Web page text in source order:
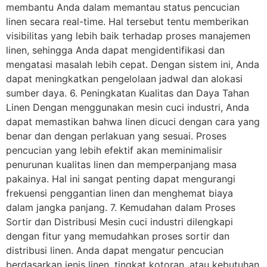
membantu Anda dalam memantau status pencucian
linen secara real-time. Hal tersebut tentu memberikan
visibilitas yang lebih baik terhadap proses manajemen
linen, sehingga Anda dapat mengidentifikasi dan
mengatasi masalah lebih cepat. Dengan sistem ini, Anda
dapat meningkatkan pengelolaan jadwal dan alokasi
sumber daya. 6. Peningkatan Kualitas dan Daya Tahan
Linen Dengan menggunakan mesin cuci industri, Anda
dapat memastikan bahwa linen dicuci dengan cara yang
benar dan dengan perlakuan yang sesuai. Proses
pencucian yang lebih efektif akan meminimalisir
penurunan kualitas linen dan memperpanjang masa
pakainya. Hal ini sangat penting dapat mengurangi
frekuensi penggantian linen dan menghemat biaya
dalam jangka panjang. 7. Kemudahan dalam Proses
Sortir dan Distribusi Mesin cuci industri dilengkapi
dengan fitur yang memudahkan proses sortir dan
distribusi linen. Anda dapat mengatur pencucian
berdasarkan jenis linen, tingkat kotoran, atau kebutuhan